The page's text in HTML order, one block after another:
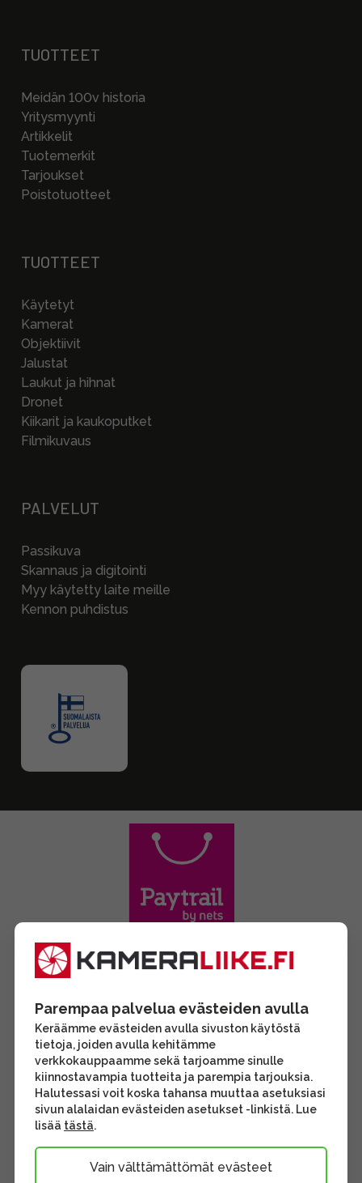
TUOTTEET
Meidän 100v historia
Yritysmyynti
Artikkelit
Tuotemerkit
Tarjoukset
Poistotuotteet
TUOTTEET
Käytetyt
Kamerat
Objektiivit
Jalustat
Laukut ja hihnat
Dronet
Kiikarit ja kaukoputket
Filmikuvaus
PALVELUT
Passikuva
Skannaus ja digitointi
Myy käytetty laite meille
Kennon puhdistus
Parempaa palvelua evästeiden avulla
Keräämme evästeiden avulla sivuston käytöstä
tietoja, joiden avulla kehitämme
verkkokauppaamme sekä tarjoamme sinulle
kiinnostavampia tuotteita ja parempia tarjouksia.
Halutessasi voit koska tahansa muuttaa asetuksiasi
sivun alalaidan evästeiden asetukset -linkistä. Lue
lisää tästä.
Vain välttämättömät evästeet